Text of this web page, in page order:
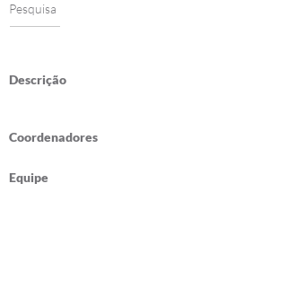
Pesquisa
Descrição
Coordenadores
Equipe